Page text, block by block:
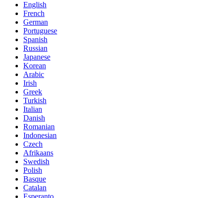
English
French
German
Portuguese
Spanish
Russian
Japanese
Korean
Arabic
Irish
Greek
Turkish
Italian
Danish
Romanian
Indonesian
Czech
Afrikaans
Swedish
Polish
Basque
Catalan